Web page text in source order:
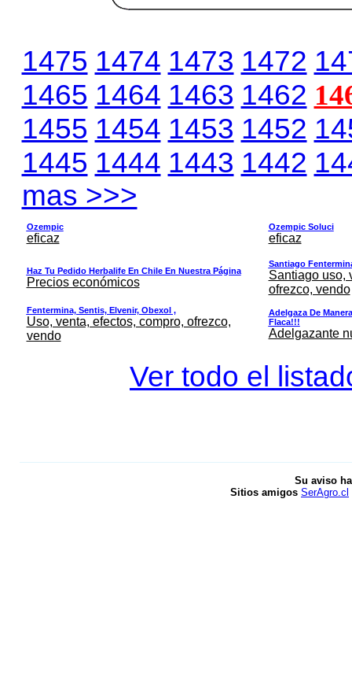
1475 1474 1473 1472
1465 1464 1463 1462
1455 1454 1453 1452
1445 1444 1443 1442
mas >>>
Ozempic
eficaz
Ozempic Soluci
eficaz
Haz Tu Pedido Herbalife En Chile En Nuestra Página
Precios económicos
Santiago
Santiago uso,
ofrezco, vendo
Fentermina, Sentis, Elvenir, Obexol ,
Uso, venta, efectos, compro, ofrezco,
vendo
Adelgaza De
Flaca!!!
Adelgazante
Ver todo el
Su aviso
Sitios amigos SerAgro.cl